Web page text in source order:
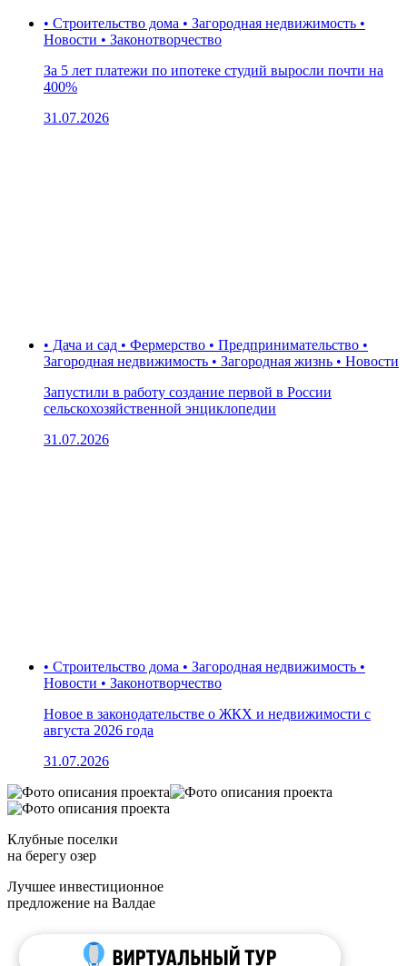
• Строительство дома • Загородная недвижимость •
Новости • Законотворчество
За 5 лет платежи по ипотеке студий выросли почти на
400%
31.07.2026
• Дача и сад • Фермерство • Предпринимательство •
Загородная недвижимость • Загородная жизнь • Новости
Запустили в работу создание первой в России
сельскохозяйственной энциклопедии
31.07.2026
• Строительство дома • Загородная недвижимость •
Новости • Законотворчество
Новое в законодательстве о ЖКХ и недвижимости с
августа 2026 года
31.07.2026
Клубные поселки
на берегу озер
Лучшее инвестиционное
предложение на Валдае